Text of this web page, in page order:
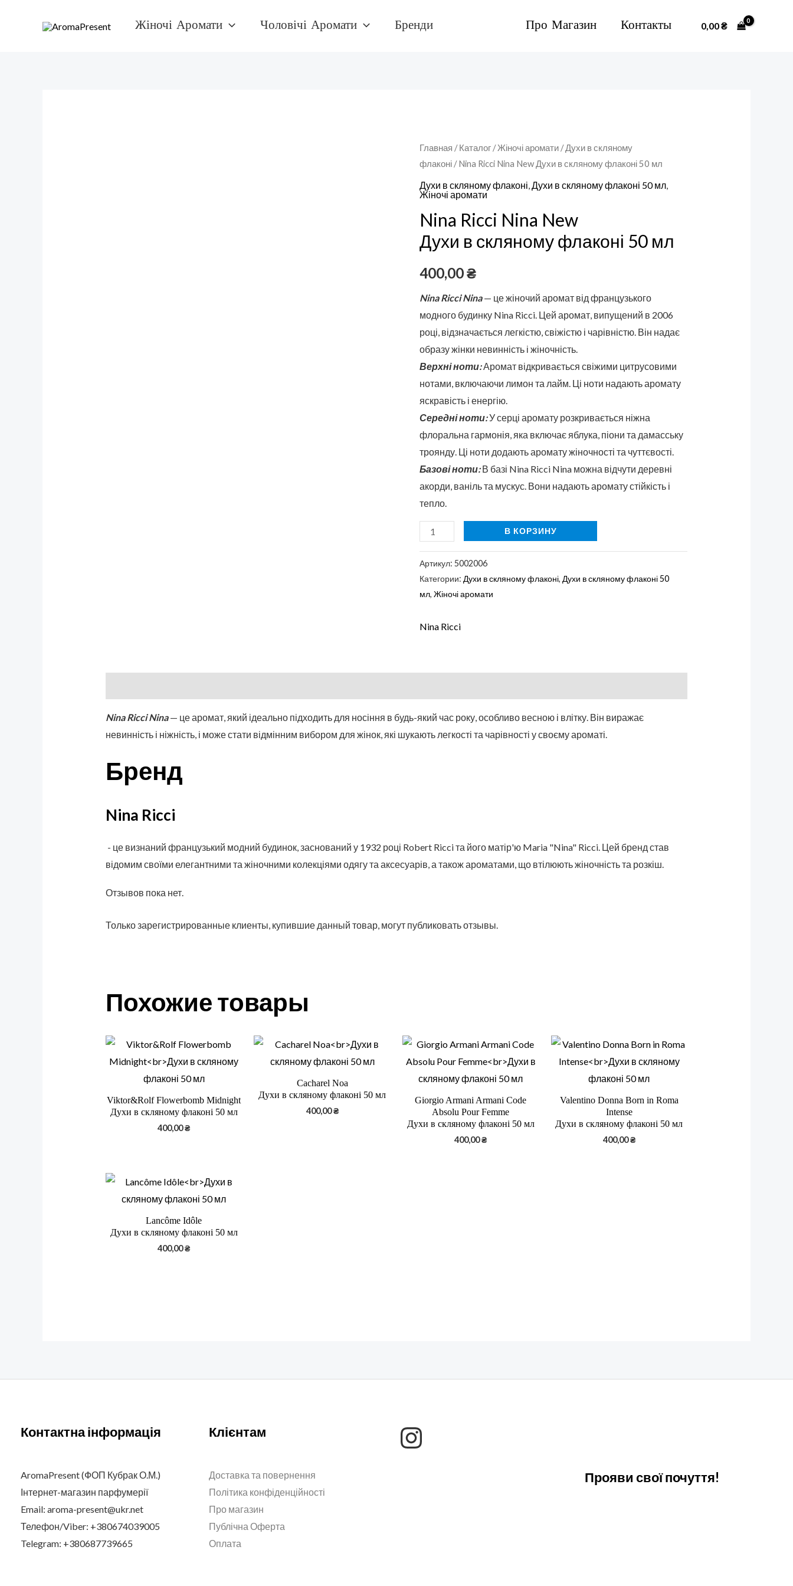
Жіночі Аромати Чоловічі Аромати Бренди Про Магазин Контакты 0,00₴
Главная /Каталог /Жіночі аромати /Духи в скляному
флаконі / Nina Ricci Nina New Духи в скляному флаконі 50 мл
Духи в скляному флаконі,Духи в скляному флаконі 50 мл,
Жіночі аромати
Nina Ricci Nina New
Духи в скляному флаконі 50 мл
400,00₴
Nina Ricci Nina— це жіночий аромат від французького
модного будинку Nina Ricci. Цей аромат, випущений в 2006
році, відзначається легкістю, свіжістю і чарівністю. Він надає
образу жінки невинність і жіночність.
Верхні ноти:Аромат відкривається свіжими цитрусовими
нотами, включаючи лимон та лайм. Ці ноти надають аромату
яскравість і енергію.
Середні ноти:У серці аромату розкривається ніжна
флоральна гармонія, яка включає яблука, піони та дамасську
троянду. Ці ноти додають аромату жіночності та чуттєвості.
Базові ноти:В базі Nina Ricci Nina можна відчути деревні
акорди, ваніль та мускус. Вони надають аромату стійкість і
тепло.
Количество
товара
Nina
Ricci
Nina
New
Духи
в
флаконі
50
мл
В КОРЗИНУ
Артикул:5002006
Категории: Духи в скляному флаконі, Духи в скляному флаконі 50
мл,Жіночі аромати
Nina Ricci
Nina Ricci Nina— це аромат, який ідеально підходить для носіння в будь-який час року, особливо весною і влітку. Він виражає
невинність і ніжність, і може стати відмінним вибором для жінок, які шукають легкості та чарівності у своєму ароматі.
Бренд
Nina Ricci
- це визнаний французький модний будинок, заснований у 1932 році Robert Ricci та його матір'ю Maria "Nina" Ricci. Цей бренд став
відомим своїми елегантними та жіночними колекціями одягу та аксесуарів, а також ароматами, що втілюють жіночність та розкіш.
Отзывов пока нет.
Только зарегистрированные клиенты, купившие данный товар, могут публиковать отзывы.
Похожие товары
Viktor&Rolf Flowerbomb Midnight
Духи в скляному флаконі 50 мл
400,00₴
Cacharel Noa
Духи в скляному флаконі 50 мл
400,00₴
Giorgio Armani Armani Code
Absolu Pour Femme
Духи в скляному флаконі 50 мл
400,00₴
Valentino Donna Born in Roma
Intense
Духи в скляному флаконі 50 мл
400,00₴
Lancôme Idôle
Духи в скляному флаконі 50 мл
400,00₴
Контактна інформація
AromaPresent (ФОП Кубрак О.М.)
Інтернет-магазин парфумерії
Email: aroma-present@ukr.net
Телефон/Viber: +380674039005
Telegram: +380687739665
Клієнтам
Доставка та повернення
Політика конфіденційності
Про магазин
Публічна Оферта
Оплата
Прояви свої почуття!